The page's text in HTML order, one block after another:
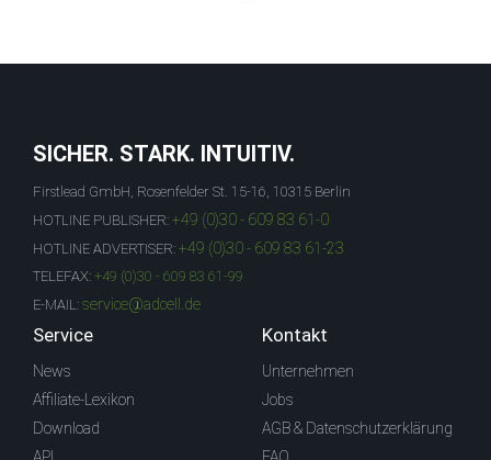
SICHER. STARK. INTUITIV.
Firstlead GmbH, Rosenfelder St. 15-16, 10315 Berlin
HOTLINE PUBLISHER: +49 (0)30 - 609 83 61-0
HOTLINE ADVERTISER: +49 (0)30 - 609 83 61-23
TELEFAX: +49 (0)30 - 609 83 61-99
E-MAIL: service@adcell.de
Service
News
Affiliate-Lexikon
Download
Kontakt
Unternehmen
Jobs
AGB & Datenschutzerklärung